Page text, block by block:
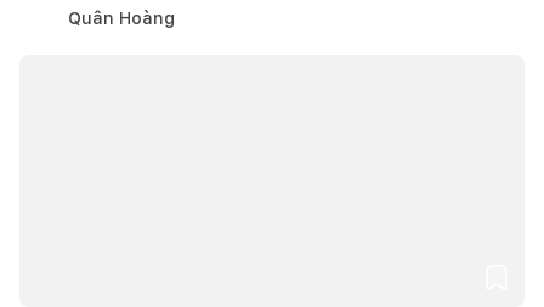
Quân Hoàng